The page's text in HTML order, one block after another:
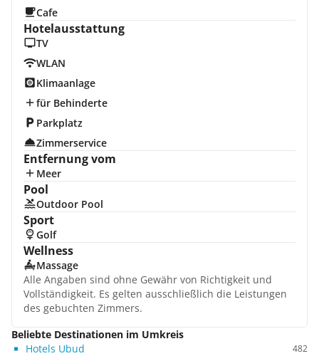
Cafe
Hotelausstattung
TV
WLAN
Klimaanlage
für Behinderte
Parkplatz
Zimmerservice
Entfernung vom
Meer
Pool
Outdoor Pool
Sport
Golf
Wellness
Massage
Alle Angaben sind ohne Gewähr von Richtigkeit und
Vollständigkeit. Es gelten ausschließlich die Leistungen
des gebuchten Zimmers.
Beliebte Destinationen im Umkreis
Hotels Ubud
482